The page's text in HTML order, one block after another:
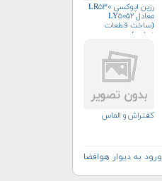
رزین اپوکسی LR۵۳۰
معادل LY۵۰۵۲
(ساخت قطعات
هوایی)
کفتراش و الماس
ورود به دیوار هوافضا